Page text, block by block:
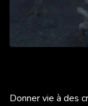
Donner vie à des